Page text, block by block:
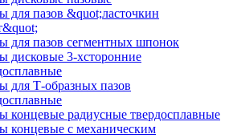
для пазов &quot;ласточкин
для пазов сегментных шпонок
дисковые 3-хсторонние
для Т-образных пазов
концевые радиусные твердосплавные
концевые с механическим